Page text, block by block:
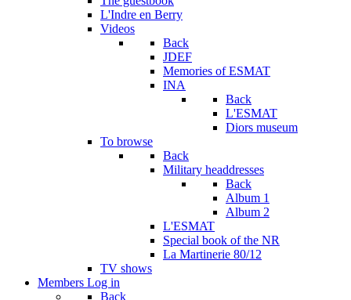
L'Indre en Berry
Videos
Back
JDEF
Memories of ESMAT
INA
Back
L'ESMAT
Diors museum
To browse
Back
Military headdresses
Back
Album 1
Album 2
L'ESMAT
Special book of the NR
La Martinerie 80/12
TV shows
Members Log in
Back